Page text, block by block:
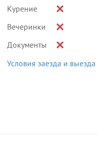
Курение
Вечеринки
Документы
Условия заезда и выезда